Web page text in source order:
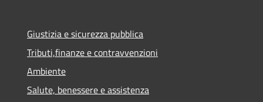
Giustizia e sicurezza pubblica
Tributi,finanze e contravvenzioni
Ambiente
Salute, benessere e assistenza